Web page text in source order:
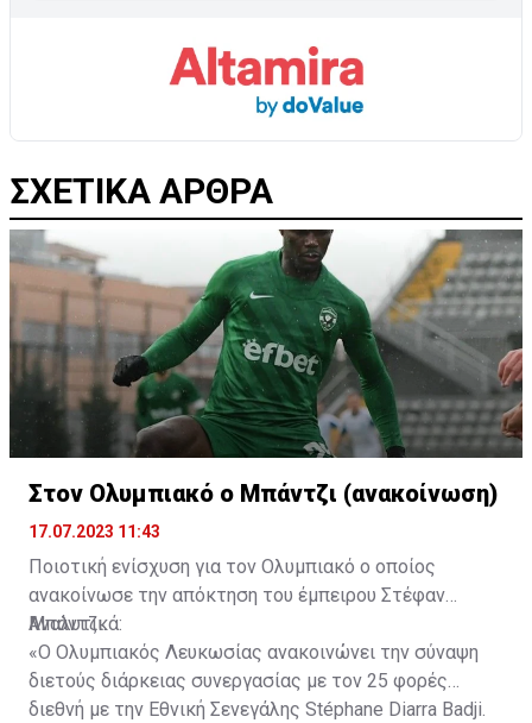
ΣΧΕΤΙΚΑ ΑΡΘΡΑ
Στον Ολυμπιακό ο Μπάντζι (ανακοίνωση)
17.07.2023 11:43
Ποιοτική ενίσχυση για τον Ολυμπιακό ο οποίος
ανακοίνωσε την απόκτηση του έμπειρου Στέφαν
Μπάντζι.
Αναλυτικά:
«Ο Ολυμπιακός Λευκωσίας ανακοινώνει την σύναψη
διετούς διάρκειας συνεργασίας με τον 25 φορές
διεθνή με την Εθνική Σενεγάλης Stéphane Diarra Badji.